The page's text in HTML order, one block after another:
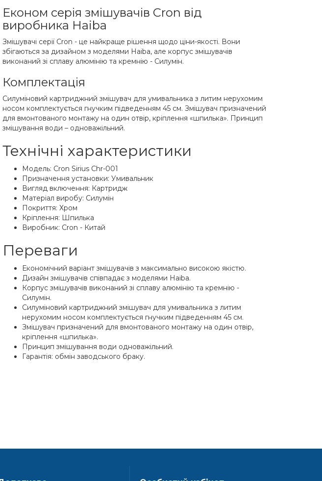
Економ серія змішувачів Cron від
виробника Haiba
Змішувачі серії Cron - це найкраще рішення щодо ціни-якості. Вони
збігаються за дизайном з моделями Haiba, але корпус змішувачів
виконаний зі сплаву алюмінію та кремнію - Силумін.
Комплектація
Силуміновий картриджний змішувач для умивальника з литим нерухомим
носом комплектується гнучким підведенням 45 см. Змішувач призначений
для вмонтованого монтажу на один отвір, кріплення «шпилька». Принцип
змішування води – одноважільний.
Технічні характеристики
Модель: Cron Sirius Chr-001
Призначення установки: Умивальник
Вигляд включення: Картридж
Матеріал виробу: Силумін
Покриття: Хром
Кріплення: Шпилька
Виробник: Cron - Китай
Переваги
Економічний варіант змішувачів з максимально високою якістю.
Дизайн змішувачів співпадає з моделями Haiba.
Корпус змішувачів виконаний зі сплаву алюмінію та кремнію -
Силумін.
Силуміновий картриджний змішувач для умивальника з литим
нерухомим носом комплектується гнучким підведенням 45 см.
Змішувач призначений для вмонтованого монтажу на один отвір,
кріплення «шпилька».
Принцип змішування води одноважільний.
Гарантія: обмін заводського браку.